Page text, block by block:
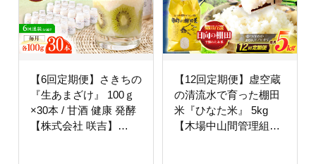
【6回定期便】さきちの
『生あまざけ』 100ｇ
×30本 / 甘酒 健康 発酵
【株式会社 咲吉】
【12回定期便】虚空蔵
の清流水で育った棚田
米『ひなた米』 5kg
【木場中山間管理組